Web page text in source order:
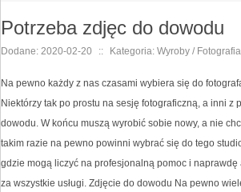
Potrzeba zdjęc do dowodu
Dodane: 2020-02-20 :: Kategoria: Wyroby / Fotografia
Na pewno każdy z nas czasami wybiera się do
Niektórzy tak po prostu na sesję fotograficzną, a inni z
dowodu. W końcu muszą wyrobić sobie nowy, a nie
takim razie na pewno powinni wybrać się do tego
gdzie mogą liczyć na profesjonalną pomoc i
za wszystkie usługi. Zdjęcie do dowodu Na pewno